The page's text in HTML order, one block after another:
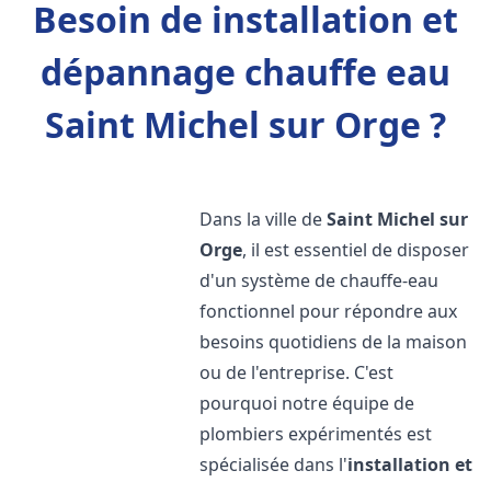
Besoin de installation et
dépannage chauffe eau
Saint Michel sur Orge ?
Dans la ville deSaint Michel sur
Orge, il est essentiel de disposer
d'un système de chauffe-eau
fonctionnel pour répondre aux
besoins quotidiens de la maison
ou de l'entreprise. C'est
pourquoi notre équipe de
plombiers expérimentés est
spécialisée dans l'installation et